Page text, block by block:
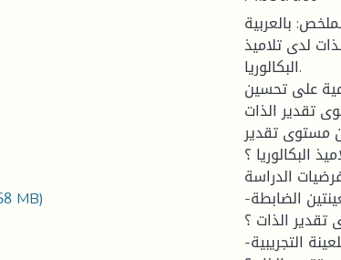
MB)
بالعربية
لدى تلاميذ
البكالوريا.
على تحسين
تقدير الذات .
مستوى تقدير
البكالوريا ؟
الدراسة :
-هل توجد فروق ذات دلالة إحصائية بين الاختبارين القبليين للعينتين الضابطة
تقدير الذات ؟
-هل توجد فروق ذات دلالة إحصائية بين الاختبار القبلي والبعدي للعينة التجريبية